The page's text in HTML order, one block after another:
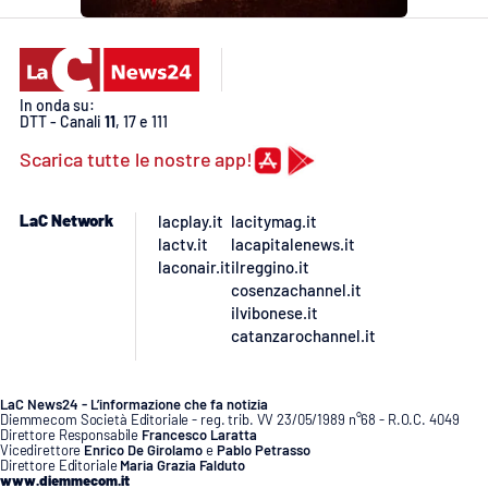
SPECIALI
Buona Sanità Calabria
LAC
NETWORK
In onda su:
DTT - Canali 11, 17 e 111
Scarica tutte le nostre app!
LaC Network
lacplay.it
lactv.it
laconair.it
lacitymag.it
lacapitalenews.it
ilreggino.it
cosenzachannel.it
ilvibonese.it
catanzarochannel.it
LaC News24 - L’informazione che fa notizia
Diemmecom Società Editoriale - reg. trib. VV 23/05/1989 n°68 - R.O.C. 4049
Direttore Responsabile Francesco Laratta
Vicedirettore Enrico De GirolamoePablo Petrasso
Direttore Editoriale Maria Grazia Falduto
www.diemmecom.it